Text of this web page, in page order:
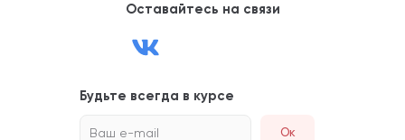
Оставайтесь на связи
Будьте всегда в курсе
Ваш e-mail